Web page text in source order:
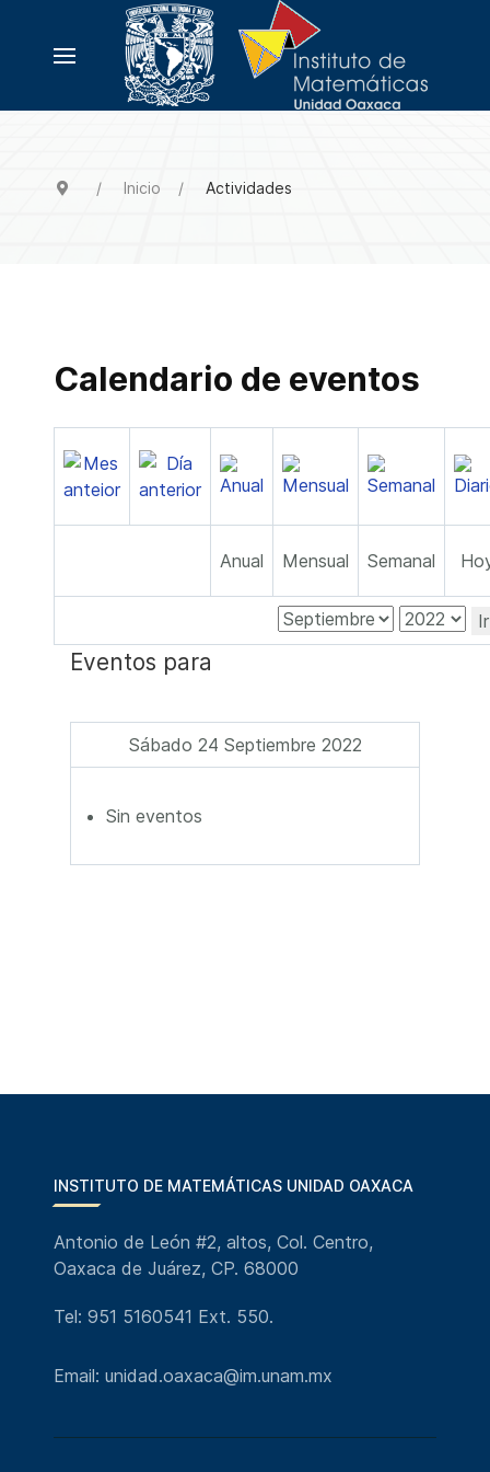
Inicio Actividades
Calendario de eventos
Anual Mensual Semanal
Eventos para
Sábado 24 Septiembre 2022
Sin eventos
INSTITUTO DE MATEMÁTICAS UNIDAD OAXACA
Antonio de León #2, altos, Col. Centro,
Oaxaca de Juárez, CP. 68000
Tel: 951 5160541 Ext. 550.
Email: unidad.oaxaca@im.unam.mx